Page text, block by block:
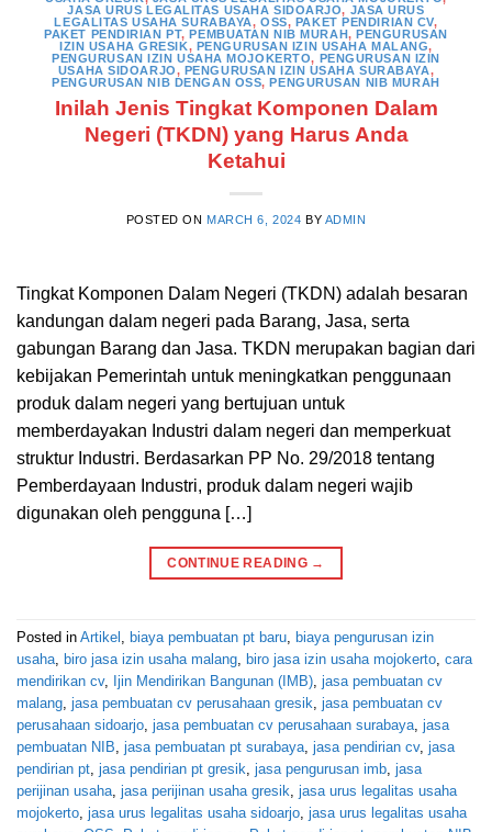
JASA URUS LEGALITAS USAHA SIDOARJO, JASA URUS
LEGALITAS USAHA SURABAYA,OSS, PAKET PENDIRIAN CV,
PAKET PENDIRIAN PT,PEMBUATAN NIB MURAH,PENGURUSAN
IZIN USAHA GRESIK, PENGURUSAN IZIN USAHA MALANG,
PENGURUSAN IZIN USAHA MOJOKERTO, PENGURUSAN IZIN
USAHA SIDOARJO, PENGURUSAN IZIN USAHA SURABAYA,
PENGURUSAN NIB DENGAN OSS,PENGURUSAN NIB MURAH
Inilah Jenis Tingkat Komponen Dalam
Negeri (TKDN) yang Harus Anda
Ketahui
POSTED ON MARCH 6, 2024 BY ADMIN
Tingkat Komponen Dalam Negeri (TKDN) adalah besaran
kandungan dalam negeri pada Barang, Jasa, serta
gabungan Barang dan Jasa. TKDN merupakan bagian dari
kebijakan Pemerintah untuk meningkatkan penggunaan
produk dalam negeri yang bertujuan untuk
memberdayakan Industri dalam negeri dan memperkuat
struktur Industri. Berdasarkan PP No. 29/2018 tentang
Pemberdayaan Industri, produk dalam negeri wajib
digunakan oleh pengguna […]
CONTINUE READING →
Posted in Artikel biaya pembuatan pt baru
biaya pengurusan izin
usaha
biro jasa izin usaha malang biro jasa izin usaha mojokerto cara
mendirikan cv, Ijin Mendirikan Bangunan (IMB) jasa pembuatan cv
malang jasa pembuatan cv perusahaan gresik jasa pembuatan cv
perusahaan sidoarjo jasa pembuatan cv perusahaan surabaya jasa
pembuatan NIB jasa pembuatan pt surabaya jasa pendirian cv, jasa
pendirian pt jasa pendirian pt gresik jasa pengurusan imb jasa
perijinan usaha jasa perijinan usaha gresik jasa urus legalitas usaha
mojokerto jasa urus legalitas usaha sidoarjo jasa urus legalitas usaha